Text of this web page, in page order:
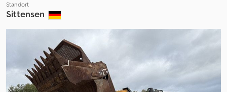
Standort
Sittensen